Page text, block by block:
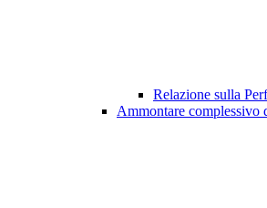
Relazione sulla
Ammontare complessivo